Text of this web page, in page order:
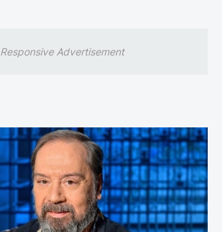
Responsive Advertisement